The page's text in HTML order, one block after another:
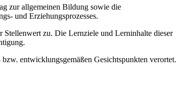
zur allgemeinen Bildung sowie die
und Erziehungsprozesses.
zu. Die Lernziele und Lerninhalte dieser
entwicklungsgemäßen Gesichtspunkten verortet.